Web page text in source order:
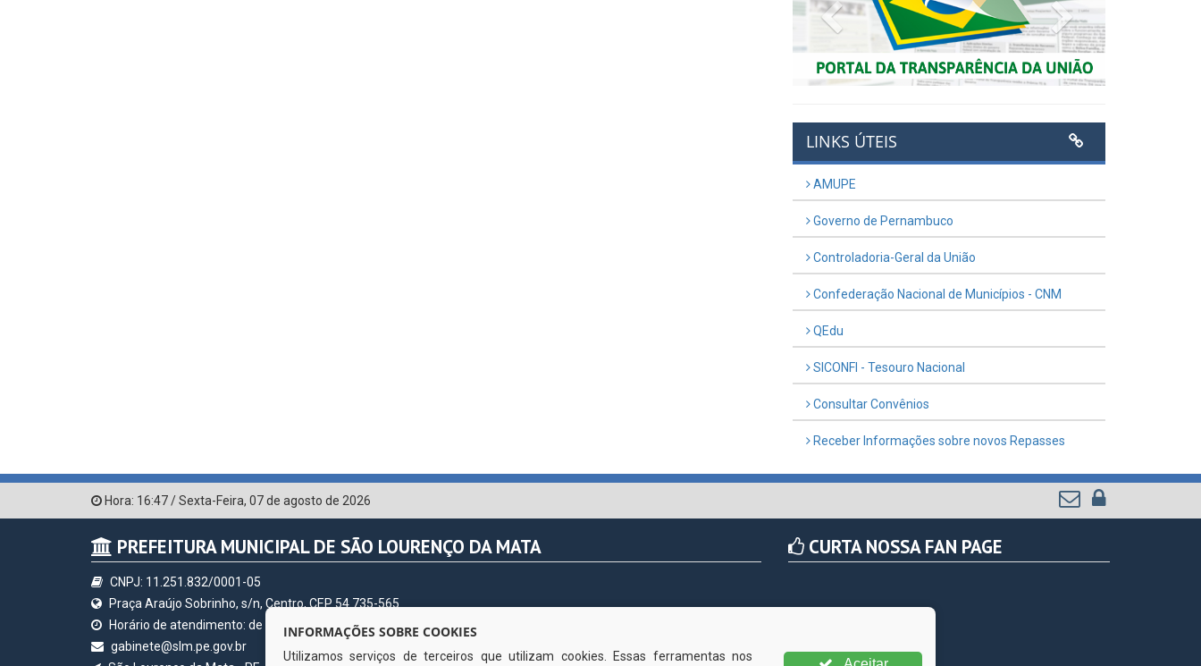
Previous Next
LINKS ÚTEIS
AMUPE
Governo de Pernambuco
Controladoria-Geral da União
Confederação Nacional de Municípios - CNM
QEdu
SICONFI - Tesouro Nacional
Consultar Convênios
Receber Informações sobre novos Repasses
Hora: 16:47/Sexta-Feira, 07 de agosto de 2026
PREFEITURA MUNICIPAL DE SÃO LOURENÇO DA MATA
CNPJ: 11.251.832/0001-05
Praça Araújo Sobrinho, s/n, Centro, CEP 54.735-565
Horário de atendimento: de segunda à sexta, a partir das 07h às 13hs (exceto nos feriados)
gabinete@slm.pe.gov.br
CURTA NOSSA FAN PAGE
INFORMAÇÕES SOBRE COOKIES
Utilizamos serviços de terceiros que utilizam cookies. Essas ferramentas nos